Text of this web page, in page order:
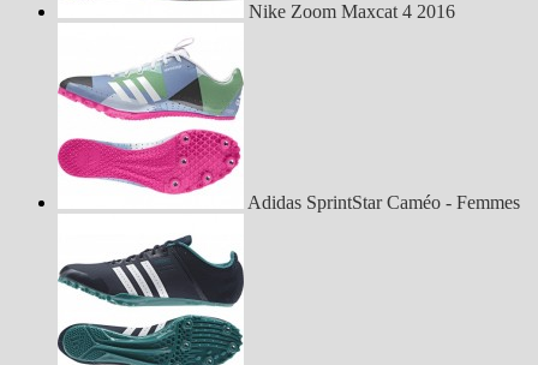
Nike Zoom Maxcat 4 2016
Adidas SprintStar Caméo - Femmes